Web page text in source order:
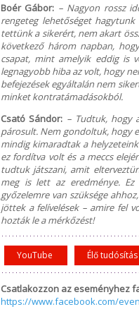
Boér Gábor: – Nagyon rossz
rengeteg lehetőséget
tettünk a sikerért, nem akart
következő három napban,
csapat, mint amelyik eddig is
legnagyobb hiba az volt, hogy
befejezések egyáltalán nem
minket kontratámadásokból.
Csató Sándor: – Tudtuk, hogy
párosult. Nem gondoltuk, hogy
mindig kimaradtak a
ez fordítva volt és a meccs
tudtuk játszani, amit
meg is lett az eredménye.
győzelemre van szüksége
jöttek a felívelések – amire fel
hozták le a mérkőzést!
YouTube Élő tudósítás
Csatlakozzon az eseményhez
https://www.facebook.com/